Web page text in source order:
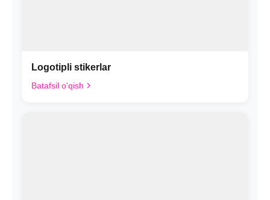
Logotipli stikerlar
Batafsil o'qish